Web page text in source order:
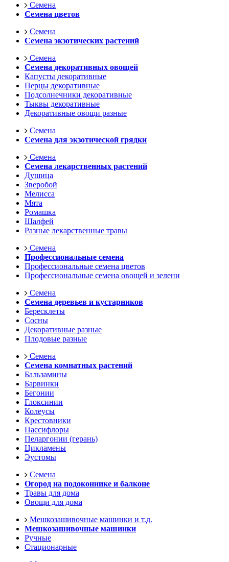
Семена
Семена цветов
Семена
Семена экзотических растений
Семена
Семена декоративных овощей
Капусты декоративные
Перцы декоративные
Подсолнечники декоративные
Тыквы декоративные
Декоративные овощи разные
Семена
Семена для экзотической грядки
Семена
Семена лекарственных растений
Душица
Зверобой
Мелисса
Мята
Ромашка
Шалфей
Разные лекарственные травы
Семена
Профессиональные семена
Профессиональные семена цветов
Профессиональные семена овощей и зелени
Семена
Семена деревьев и кустарников
Бересклеты
Сосны
Декоративные разные
Плодовые разные
Семена
Семена комнатных растений
Бальзамины
Барвинки
Бегонии
Глоксинии
Колеусы
Крестовники
Пассифлоры
Пеларгонии (герань)
Цикламены
Эустомы
Семена
Огород на подоконнике и балконе
Травы для дома
Овощи для дома
Мешкозашивочные машинки и т.д.
Мешкозашивочные машинки
Ручные
Стационарные